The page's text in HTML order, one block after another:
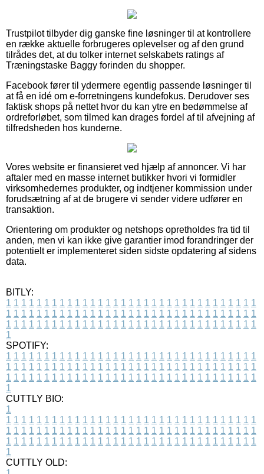
Trustpilot tilbyder dig ganske fine løsninger til at kontrollere
en række aktuelle forbrugeres oplevelser og af den grund
tilrådes det, at du tolker internet selskabets ratings af
Træningstaske Baggy forinden du shopper.
Facebook fører til ydermere egentlig passende løsninger til
at få en idé om e-forretningens kundefokus. Derudover ses
faktisk shops på nettet hvor du kan ytre en bedømmelse af
ordreforløbet, som tilmed kan drages fordel af til afvejning af
tilfredsheden hos kunderne.
Vores website er finansieret ved hjælp af annoncer. Vi har
aftaler med en masse internet butikker hvori vi formidler
virksomhedernes produkter, og indtjener kommission under
forudsætning af at de brugere vi sender videre udfører en
transaktion.
Orientering om produkter og netshops opretholdes fra tid til
anden, men vi kan ikke give garantier imod forandringer der
potentielt er implementeret siden sidste opdatering af sidens
data.
BITLY:
1 1 1 1 1 1 1 1 1 1 1 1 1 1 1 1 1 1 1 1 1 1 1 1 1 1 1 1 1 1 1 1 1
1 1 1 1 1 1 1 1 1 1 1 1 1 1 1 1 1 1 1 1 1 1 1 1 1 1 1 1 1 1 1 1 1
1 1 1 1 1 1 1 1 1 1 1 1 1 1 1 1 1 1 1 1 1 1 1 1 1 1 1 1 1 1 1 1 1
1
SPOTIFY:
1 1 1 1 1 1 1 1 1 1 1 1 1 1 1 1 1 1 1 1 1 1 1 1 1 1 1 1 1 1 1 1 1
1 1 1 1 1 1 1 1 1 1 1 1 1 1 1 1 1 1 1 1 1 1 1 1 1 1 1 1 1 1 1 1 1
1 1 1 1 1 1 1 1 1 1 1 1 1 1 1 1 1 1 1 1 1 1 1 1 1 1 1 1 1 1 1 1 1
1
CUTTLY BIO:
1
1 1 1 1 1 1 1 1 1 1 1 1 1 1 1 1 1 1 1 1 1 1 1 1 1 1 1 1 1 1 1 1 1
1 1 1 1 1 1 1 1 1 1 1 1 1 1 1 1 1 1 1 1 1 1 1 1 1 1 1 1 1 1 1 1 1
1 1 1 1 1 1 1 1 1 1 1 1 1 1 1 1 1 1 1 1 1 1 1 1 1 1 1 1 1 1 1 1 1
1
CUTTLY OLD: